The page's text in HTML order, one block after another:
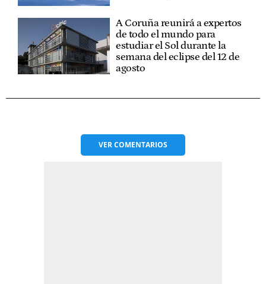
A Coruña reunirá a expertos
de todo el mundo para
estudiar el Sol durante la
semana del eclipse del 12 de
agosto
VERCOMENTARIOS